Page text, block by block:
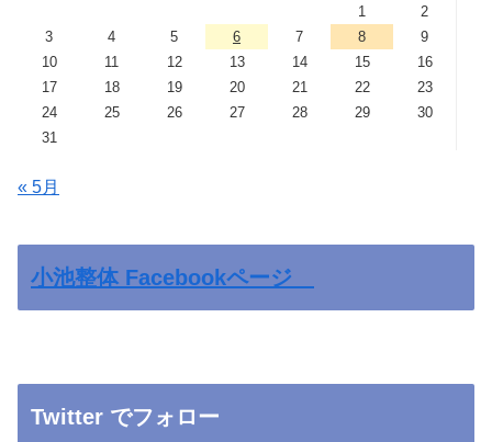
1
2
3
4 5 6 7 8
9
10
11 12 13 14 15
16
17
18 19 20 21 22
23
24
25 26 27 28 29
30
31
« 5月
小池整体 Facebookページ
Twitter でフォロー